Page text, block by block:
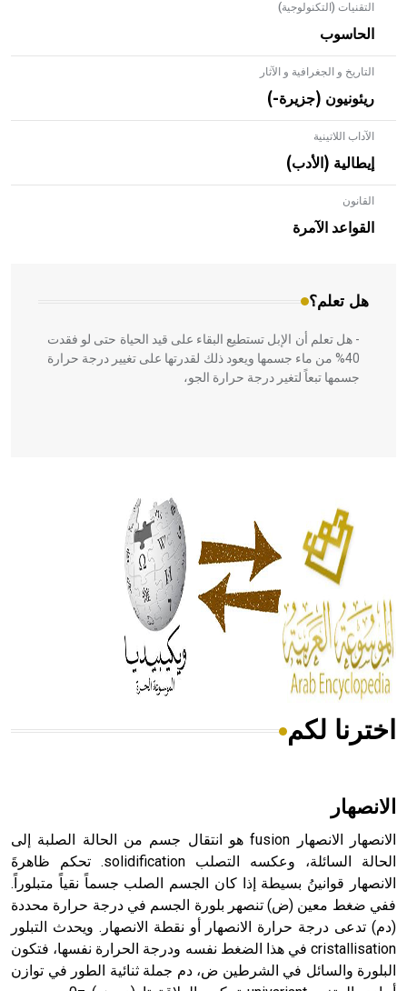
التقنيات (التكنولوجية)
الحاسوب
التاريخ و الجغرافية و الآثار
ريئونيون (جزيرة-)
الآداب اللاتينية
إيطالية (الأدب)
القانون
القواعد الآمرة
هل تعلم؟
- هل تعلم أن الأبلق نوع من الفنون الهندسية التي ارتبطت
بالعمارة الإسلامية في بلاد الشام ومصر خاصة، حيث يحرص
المعمار على بناء مداميكه وخاصة في الواجهات
- هل تعلم أن الإبل تستطيع البقاء على قيد الحياة حتى لو فقدت
40% من ماء جسمها ويعود ذلك لقدرتها على تغيير درجة حرارة
جسمها تبعاً لتغير درجة حرارة الجو،
الحكم، الأدلة، تنظيم التغذية، ورسالته في جروح الرأس. ويعود
له الفضل بأنه حرر الطب من الدين والفلسفة.
- هل تعلم أن المرجان إفراز حيواني يتكون في البحر ويتركب
من مادة كربونات الكلسيوم، وهو أحمر أو شديد الحمرة وهو
أجود أنواعه، ويمتاز بكبر الحجم ويسمى الش
هل تعلم أن الأبسيد كلمة فرنسية اللفظ تم اعتمادها مصطلحاً
- هل تعلم أن أبجر Abgar اسم معروف جيداً يعود إلى عدد من
الملوك الذين حكموا مدينة إديسا (الرها) من أبجر الأول وحتى
التاسع، وهم ينتسبون إلى أسرة أوسروين
اخترنا لكم
الانصهار
الانصهار الانصهار fusion هو انتقال جسم من الحالة الصلبة إلى
الحالة السائلة، وعكسه التصلب solidification. تحكم ظاهرةَ
الانصهار قوانينُ بسيطة إذا كان الجسم الصلب جسماً نقياً متبلوراً.
ففي ضغط معين (ض) تنصهر بلورة الجسم في درجة حرارة محددة
(دم) تدعى درجة حرارة الانصهار أو نقطة الانصهار. ويحدث التبلور
cristallisation في هذا الضغط نفسه ودرجة الحرارة نفسها، فتكون
البلورة والسائل في الشرطين ض، دم جملة ثنائية الطور في توازن